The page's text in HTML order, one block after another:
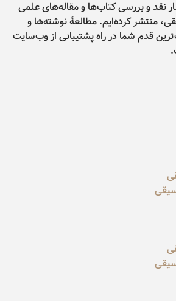
نقد و بررسی کتاب‌ها و مقاله‌های علمی
منتشر کرده‌ایم. مطالعۀ نوشته‌ها و
قدم شما در راه پشتیبانی از وب‌سایت